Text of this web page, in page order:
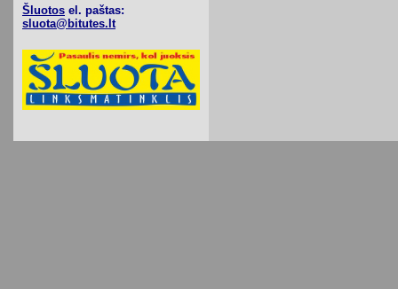
Šluotos el. paštas:
sluota@bitutes.lt